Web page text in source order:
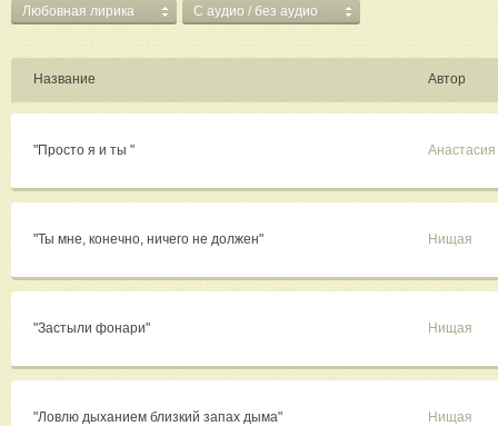
Любовная лирика C аудио / без аудио
Название Автор
"Просто я и ты "
"Ты мне, конечно, ничего не должен" Нищая
"Застыли фонари" Нищая
"Ловлю дыханием близкий запах дыма" Нищая